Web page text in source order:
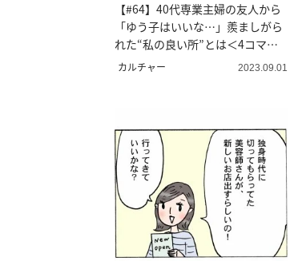
【#64】40代専業主婦の友人から
「ゆう子はいいな…」羨ましがら
れた“私の良い所”とは＜4コマ漫
画 ＞
カルチャー 2023.09.01